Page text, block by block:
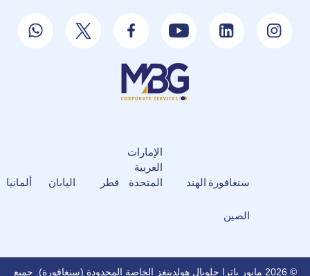
سنغافورة الهند
الإمارات
العربية
المتحدة
قطر اليابان ألمانيا
الصين
© 2026 مايور باترا جلوبال هولدينغز الخاصة المحدودة (سنغافورة). جميع